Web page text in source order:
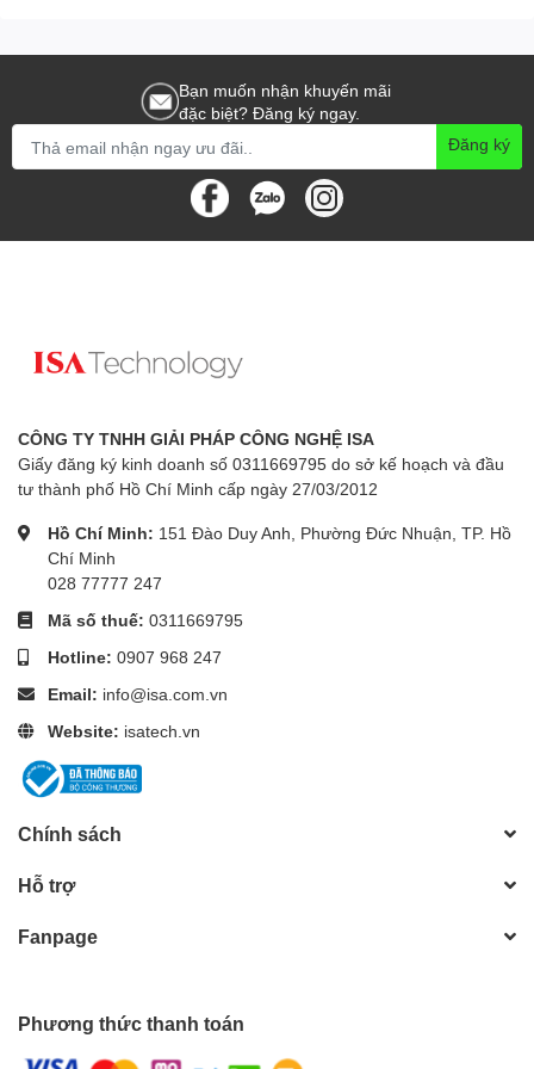
Màn hình không viền ở ba cạnh cùng với các tính năng tiên tiến
khác như HDMI, DisplayPort và USB 3.2 Gen 1, giúp VP2756-2K
trở thành một lựa chọn hoàn hảo cho các nhu cầu sáng tạo và
làm việc đa dạng của bạn.
Bạn muốn nhận khuyến mãi
đặc biệt? Đăng ký ngay.
Đăng ký
CÔNG TY TNHH GIẢI PHÁP CÔNG NGHỆ ISA
Giấy đăng ký kinh doanh số 0311669795 do sở kế hoạch và đầu
tư thành phố Hồ Chí Minh cấp ngày 27/03/2012
Hồ Chí Minh: 151 Đào Duy Anh, Phường Đức Nhuận, TP. Hồ
Chí Minh
028 77777 247
Mã số thuế: 0311669795
Hotline: 0907 968 247
Email: info@isa.com.vn
Website: isatech.vn
Chính sách
Hỗ trợ
Fanpage
Phương thức thanh toán